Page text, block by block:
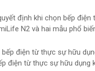
định khi chọn bếp điện
N2 và hai mẫu phổ
điện từ thực sự hữu dụng